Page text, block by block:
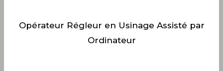
Opérateur Régleur en Usinage Assisté par
Ordinateur